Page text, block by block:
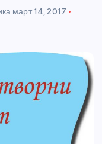
март 14, 2017